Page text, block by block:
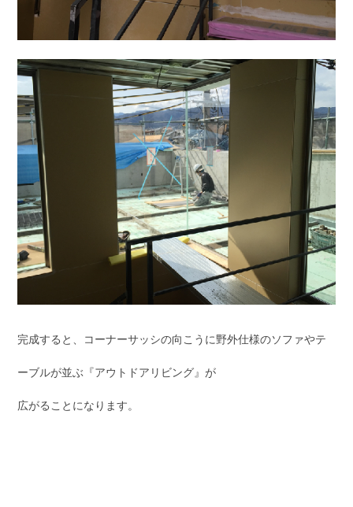
完成すると、コーナーサッシの向こうに野外仕様のソファやテ
ーブルが並ぶ『アウトドアリビング』が
広がることになります。